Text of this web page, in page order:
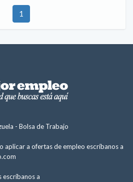
1
- Bolsa de Trabajo
aplicar a ofertas de empleo escríbanos a
escríbanos a